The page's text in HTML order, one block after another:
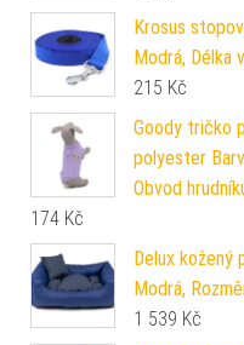
Krosus
Modrá, Délka
215 Kč
Goody tričko
polyester
Obvod
174 Kč
Delux kožený
Modrá,
1 539 Kč